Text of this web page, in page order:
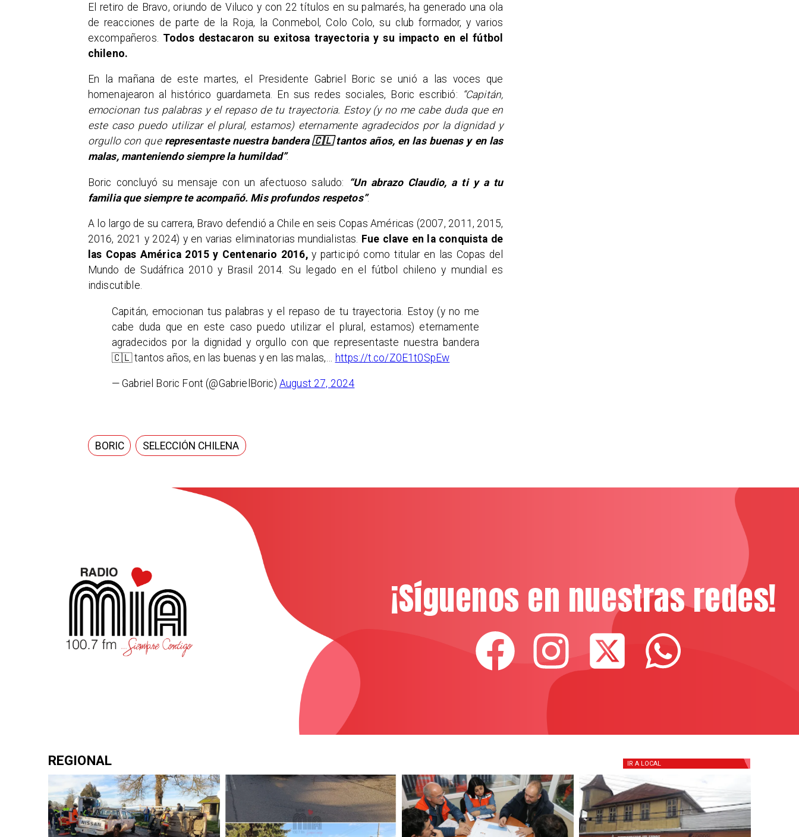
El retiro de Bravo, oriundo de Viluco y con 22 títulos en su palmarés, ha generado una ola
de reacciones de parte de la Roja, la Conmebol, Colo Colo, su club formador, y varios
excompañeros. Todos destacaron su exitosa trayectoria y su impacto en el fútbol
chileno.
En la mañana de este martes, el Presidente Gabriel Boric se unió a las voces que
homenajearon al histórico guardameta. En sus redes sociales, Boric escribió: “Capitán,
emocionan tus palabras y el repaso de tu trayectoria. Estoy (y no me cabe duda que en
este caso puedo utilizar el plural, estamos) eternamente agradecidos por la dignidad y
orgullo con que representaste nuestra bandera 🇨🇱 tantos años, en las buenas y en las
malas, manteniendo siempre la humildad”.
Boric concluyó su mensaje con un afectuoso saludo: “Un abrazo Claudio, a ti y a tu
familia que siempre te acompañó. Mis profundos respetos”.
A lo largo de su carrera, Bravo defendió a Chile en seis Copas Américas (2007, 2011, 2015,
2016, 2021 y 2024) y en varias eliminatorias mundialistas. Fue clave en la conquista de
las Copas América 2015 y Centenario 2016,y participó como titular en las Copas del
Mundo de Sudáfrica 2010 y Brasil 2014. Su legado en el fútbol chileno y mundial es
indiscutible.
Capitán, emocionan tus palabras y el repaso de tu trayectoria. Estoy (y no me
cabe duda que en este caso puedo utilizar el plural, estamos) eternamente
agradecidos por la dignidad y orgullo con que representaste nuestra bandera
🇨🇱 tantos años, en las buenas y en las malas,…
https://t.co/Z0E1t0SpEw
— Gabriel Boric Font (@GabrielBoric) August 27, 2024
BORIC SELECCIÓN CHILENA
¡Síguenos en nuestras redes!
REGIONAL IR A LOCAL